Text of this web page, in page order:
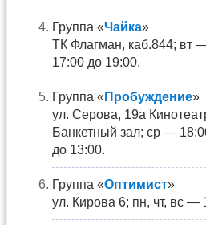
Группа «Чайка»
ТК Флагман, каб.844; вт
17:00 до 19:00.
Группа « Пробуждение»
ул. Серова, 19а
Банкетный зал; ср —
до 13:00.
Группа «Оптимист»
ул. Кирова 6; пн, чт, вс —